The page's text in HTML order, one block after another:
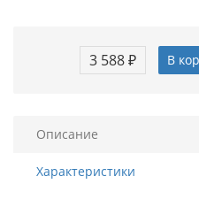
3 588 ₽ В
Описание
Характеристики